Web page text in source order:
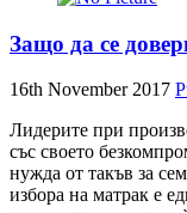
Защо да се
16th November 2017
Лидерите при
със своето
нужда от такъв за
избора на матрак е